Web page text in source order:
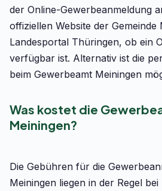
der Online-Gewerbeanmeldung
offiziellen Website der Gemeinde
Landesportal Thüringen, ob ein
verfügbar ist. Alternativ ist die
beim Gewerbeamt Meiningen
Was kostet die
Meiningen?
Die Gebühren für die
Meiningen liegen in der Regel bei